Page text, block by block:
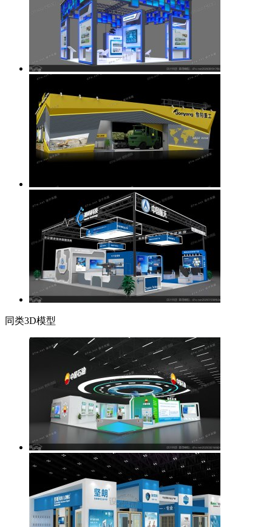
同类3D模型